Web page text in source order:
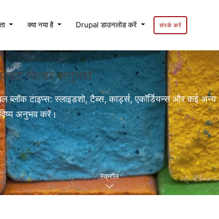
क्या नया है Drupal डाउनलोड करें संपर्क करें
बिल्डर अनुभव❗
ब्लॉक टाइप्स: स्लाइडशो, टैब्स, कार्ड्स, एकॉर्डियन्स और कई
अनुभव करें।
स्क्रॉल